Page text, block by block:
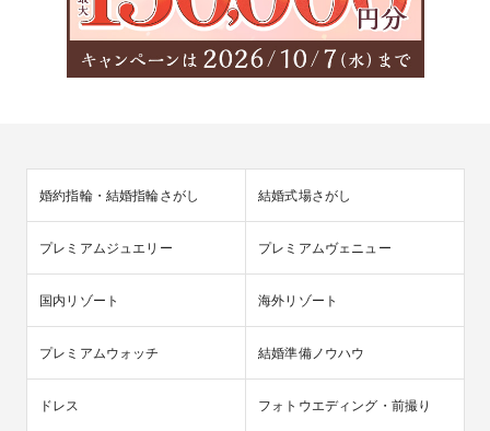
婚約指輪・結婚指輪さがし 結婚式場さがし
プレミアムジュエリー プレミアムヴェニュー
国内リゾート 海外リゾート
プレミアムウォッチ 結婚準備ノウハウ
ドレス フォトウエディング・前撮り